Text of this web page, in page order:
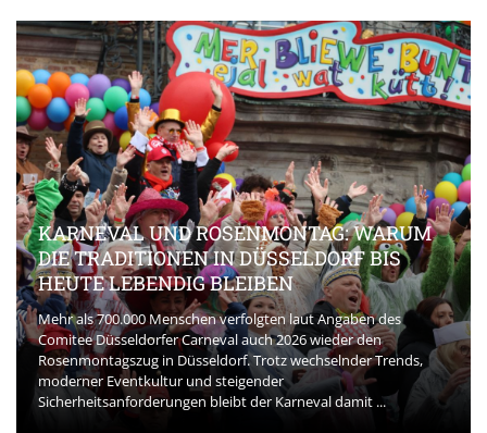
KARNEVAL UND ROSENMONTAG: WARUM
DIE TRADITIONEN IN DÜSSELDORF BIS
HEUTE LEBENDIG BLEIBEN
Mehr als 700.000 Menschen verfolgten laut Angaben des
Comitee Düsseldorfer Carneval auch 2026 wieder den
Rosenmontagszug in Düsseldorf. Trotz wechselnder Trends,
moderner Eventkultur und steigender
Sicherheitsanforderungen bleibt der Karneval damit ...